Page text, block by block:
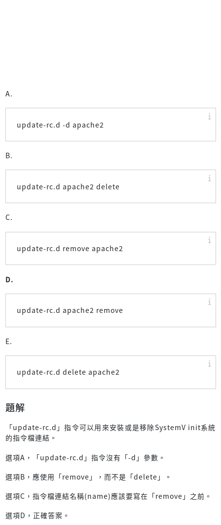
A.
update-rc.d -d apache2
B.
update-rc.d apache2 delete
C.
update-rc.d remove apache2
D.
update-rc.d apache2 remove
E.
update-rc.d delete apache2
題解
「update-rc.d」指令可以用來安裝或是移除SystemV init系統
的指令檔連結。
選項A，「update-rc.d」指令沒有「-d」參數。
選項B，應使用「remove」，而不是「delete」。
選項C，指令檔連結名稱(name)應該要寫在「remove」之前。
選項D，正確答案。